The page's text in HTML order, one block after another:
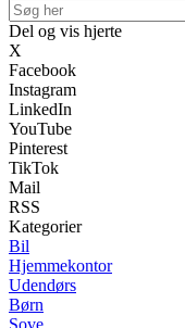
Del og vis hjerte
X
Facebook
Instagram
LinkedIn
YouTube
Pinterest
TikTok
Mail
RSS
Kategorier
Bil
Hjemmekontor
Udendørs
Børn